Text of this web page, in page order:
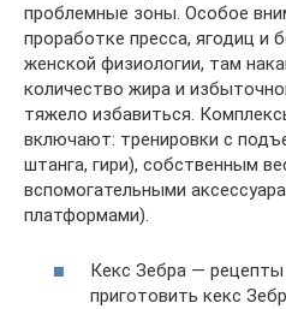
проблемные зоны. Особое
проработке пресса, ягодиц и
женской физиологии, там
количество жира и
тяжело избавиться.
включают: тренировки с
штанга, гири), собственным
вспомогательными
платформами).
Кекс Зебра —
приготовить кекс